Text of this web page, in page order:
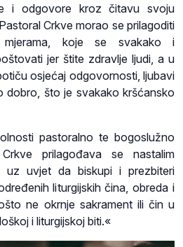
i odgovore kroz čitavu svoju
Crkve morao se prilagoditi
koje se svakako i
jer štite zdravlje ljudi, a u
osjećaj odgovornosti, ljubavi
dobro, što je svakako kršćansko
pastoralno te bogoslužno
prilagođava se nastalim
uz uvjet da biskupi i prezbiteri
liturgijskih čina, obreda i
ne okrnje sakrament ili čin u
i liturgijskoj biti.«